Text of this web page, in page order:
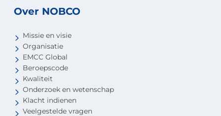
Over NOBCO
Missie en visie
Organisatie
EMCC Global
Beroepscode
Kwaliteit
Onderzoek en wetenschap
Klacht indienen
Veelgestelde vragen